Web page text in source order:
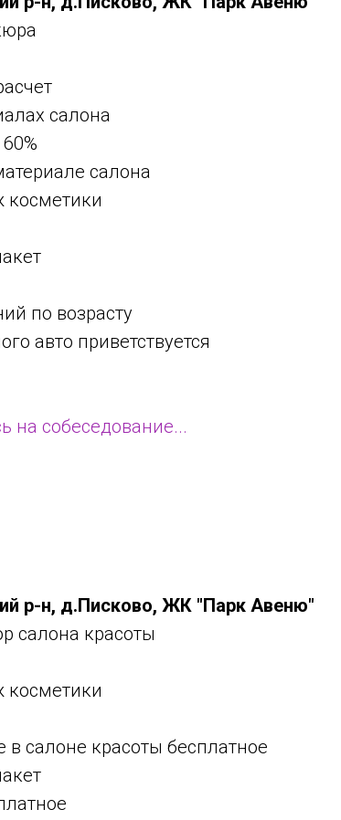
салона
салона
косметики
по возрасту
авто приветствуется
на собеседование...
р-н, д.Писково, ЖК "Парк Авеню"
салона красоты
косметики
салоне красоты бесплатное